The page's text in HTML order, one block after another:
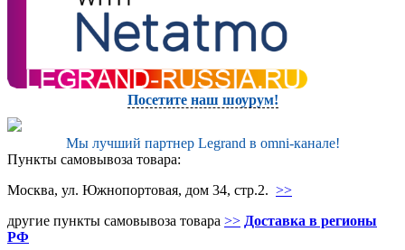
Посетите наш шоурум!
Мы лучший партнер Legrand в omni-канале!
Пункты самовывоза товара:
Москва, ул. Южнопортовая, дом 34, стр.2. >>
другие пункты самовывоза товара >> Доставка в регионы
РФ